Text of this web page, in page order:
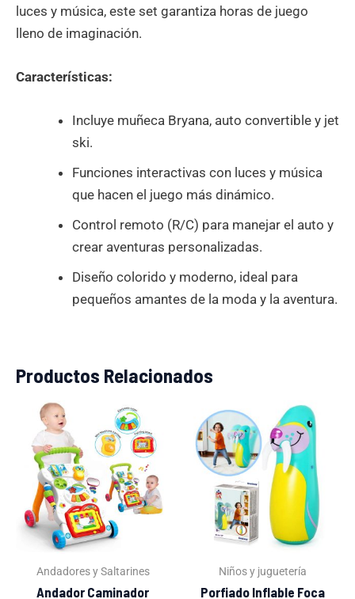
luces y música, este set garantiza horas de juego
lleno de imaginación.
Características:
Incluye muñeca Bryana, auto convertible y jet
ski.
Funciones interactivas con luces y música
que hacen el juego más dinámico.
Control remoto (R/C) para manejar el auto y
crear aventuras personalizadas.
Diseño colorido y moderno, ideal para
pequeños amantes de la moda y la aventura.
Productos Relacionados
Andadores y Saltarines
Andador Caminador
precio
original
era:
S/169.00.
precio
actual
es:
S/89.00.
Niños y juguetería
Porfiado Inflable Foca
precio
original
era:
S/99.00.
El
precio
actual
es:
S/37.00.